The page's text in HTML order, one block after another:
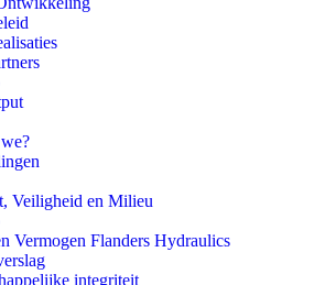
Veiligheid en Milieu
Vermogen Flanders Hydraulics
integriteit